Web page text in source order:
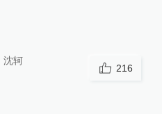
沈轲
216